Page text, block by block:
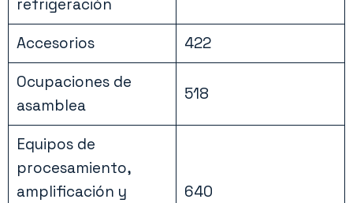
refrigeración
Accesorios
422
Ocupaciones de
asamblea
518
Equipos de
procesamiento,
amplificación y
640